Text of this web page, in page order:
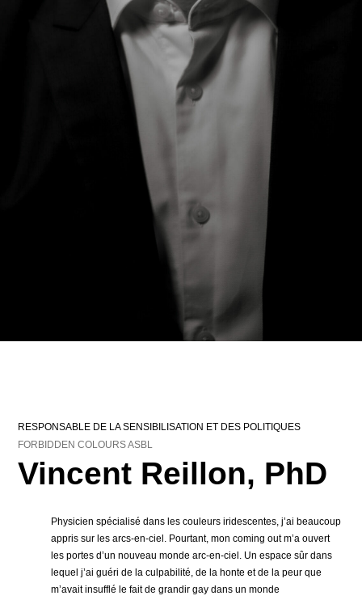
RESPONSABLE DE LA SENSIBILISATION ET DES POLITIQUES
FORBIDDEN COLOURS ASBL
Vincent Reillon, PhD
Physicien spécialisé dans les couleurs iridescentes, j’ai beaucoup
appris sur les arcs-en-ciel. Pourtant, mon coming out m’a ouvert
les portes d’un nouveau monde arc-en-ciel. Un espace sûr dans
lequel j’ai guéri de la culpabilité, de la honte et de la peur que
m’avait insufflé le fait de grandir gay dans un monde